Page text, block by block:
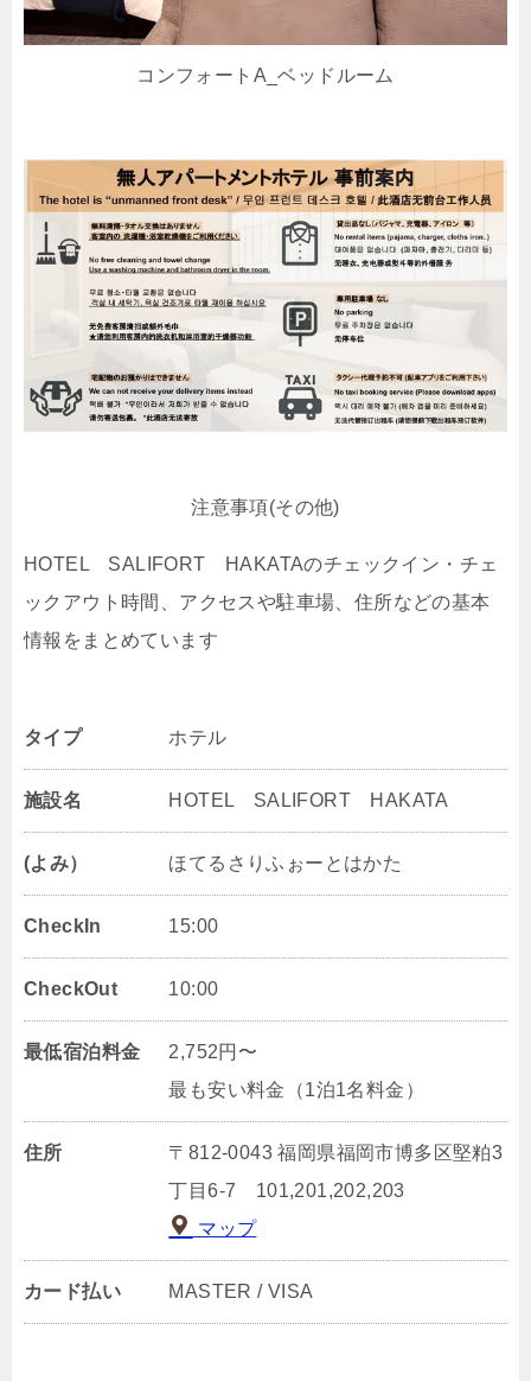
コンフォートA_ベッドルーム
注意事項(その他)
HOTEL SALIFORT HAKATAのチェックイン・チェ
ックアウト時間、アクセスや駐車場、住所などの基本
情報をまとめています
タイプ ホテル
施設名 HOTEL SALIFORT HAKATA
(よみ） ほてるさりふぉーとはかた
CheckIn 15:00
CheckOut 10:00
最低宿泊料金
2,752円〜
最も安い料金（1泊1名料金）
住所
〒812-0043 福岡県福岡市博多区堅粕3
丁目6‐7 101,201,202,203
マップ
カード払い MASTER / VISA